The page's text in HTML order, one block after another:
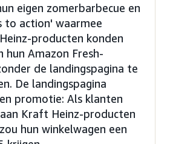
eigen zomerbarbecue en
to action' waarmee
producten konden
hun Amazon Fresh-
de landingspagina te
De landingspagina
promotie: Als klanten
Kraft Heinz-producten
hun winkelwagen een